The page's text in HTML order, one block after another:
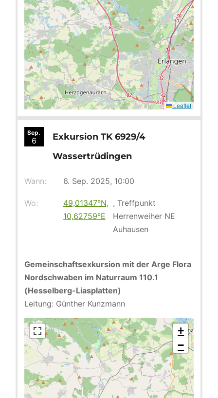
Leaflet
Sep.
6
Exkursion TK 6929/4
Wassertrüdingen
Wann: 6. Sep. 2025, 10:00
Wo:
49,01347°N,
10,62759°E
, Treffpunkt
Herrenweiher NE
Auhausen
Gemeinschaftsexkursion mit der Arge Flora
Nordschwaben im Naturraum 110.1
(Hesselberg-Liasplatten)
Leitung: Günther Kunzmann
+
−